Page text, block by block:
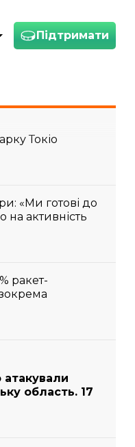
Підтримати
Токіо
«Ми готові до
на активність
ракет-
атакували
область. 17